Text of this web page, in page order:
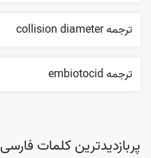
ترجمه collision diameter
ترجمه embiotocid
پربازدیدترین کلمات فارسی